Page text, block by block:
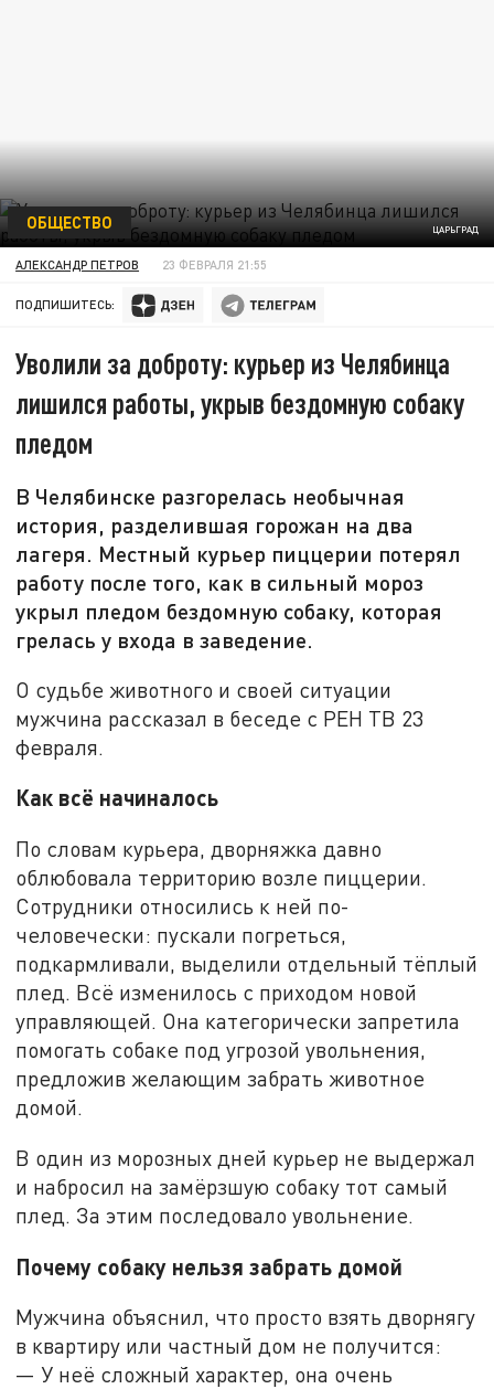
ЦАРЬГРАД
ОБЩЕСТВО
АЛЕКСАНДР ПЕТРОВ 23 ФЕВРАЛЯ 21:55
ПОДПИШИТЕСЬ:
Уволили за доброту: курьер из Челябинца
лишился работы, укрыв бездомную собаку
пледом
В Челябинске разгорелась необычная
история, разделившая горожан на два
лагеря. Местный курьер пиццерии потерял
работу после того, как в сильный мороз
укрыл пледом бездомную собаку, которая
грелась у входа в заведение.
О судьбе животного и своей ситуации
мужчина рассказал в беседе с РЕН ТВ 23
февраля.
Как всё начиналось
По словам курьера, дворняжка давно
облюбовала территорию возле пиццерии.
Сотрудники относились к ней по-
человечески: пускали погреться,
подкармливали, выделили отдельный тёплый
плед. Всё изменилось с приходом новой
управляющей. Она категорически запретила
помогать собаке под угрозой увольнения,
предложив желающим забрать животное
домой.
В один из морозных дней курьер не выдержал
и набросил на замёрзшую собаку тот самый
плед. За этим последовало увольнение.
Почему собаку нельзя забрать домой
Мужчина объяснил, что просто взять дворнягу
в квартиру или частный дом не получится:
— У неё сложный характер, она очень